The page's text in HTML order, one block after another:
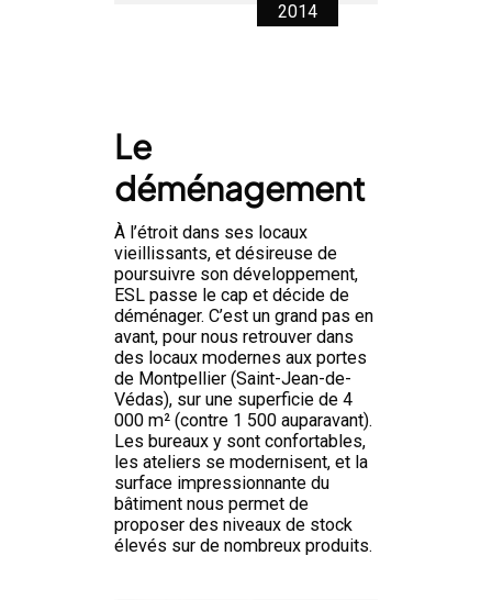
2014
Le
déménagement
À l’étroit dans ses locaux
vieillissants, et désireuse de
poursuivre son développement,
ESL passe le cap et décide de
déménager. C’est un grand pas en
avant, pour nous retrouver dans
des locaux modernes aux portes
de Montpellier (Saint-Jean-de-
Védas), sur une superficie de 4
000 m² (contre 1 500 auparavant).
Les bureaux y sont confortables,
les ateliers se modernisent, et la
surface impressionnante du
bâtiment nous permet de
proposer des niveaux de stock
élevés sur de nombreux produits.